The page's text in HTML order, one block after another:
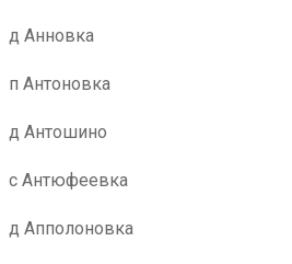
д Анновка
п Антоновка
д Антошино
с Антюфеевка
д Апполоновка